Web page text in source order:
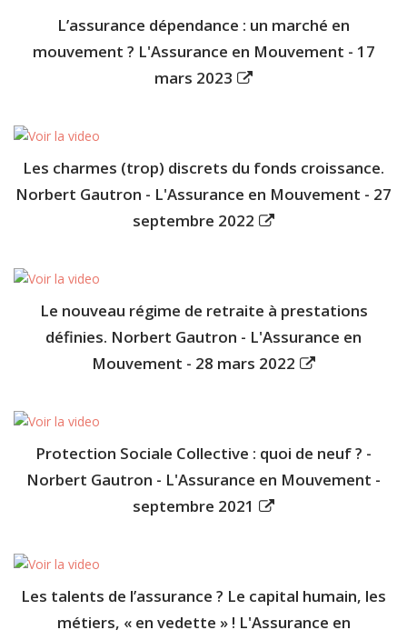
L’assurance dépendance : un marché en
mouvement ? L'Assurance en Mouvement - 17
mars 2023
Les charmes (trop) discrets du fonds croissance.
Norbert Gautron - L'Assurance en Mouvement - 27
septembre 2022
Le nouveau régime de retraite à prestations
définies. Norbert Gautron - L'Assurance en
Mouvement - 28 mars 2022
Protection Sociale Collective : quoi de neuf ? -
Norbert Gautron - L'Assurance en Mouvement -
septembre 2021
Les talents de l’assurance ? Le capital humain, les
métiers, « en vedette » ! L'Assurance en